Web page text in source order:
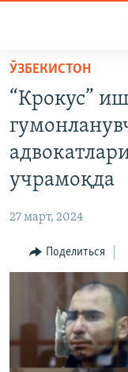
Вернуться
основному
содержанию
Вернутся
главной
Вернутся
поиску
О ПРОЕКТЕ
ПОДПИСКА
КОНТАКТЫ
МИГРАНТ МЕДИА
ӮЗБЕКИСТОН
“Крокус”
учрамоқда
27 март, 2024
Поделиться